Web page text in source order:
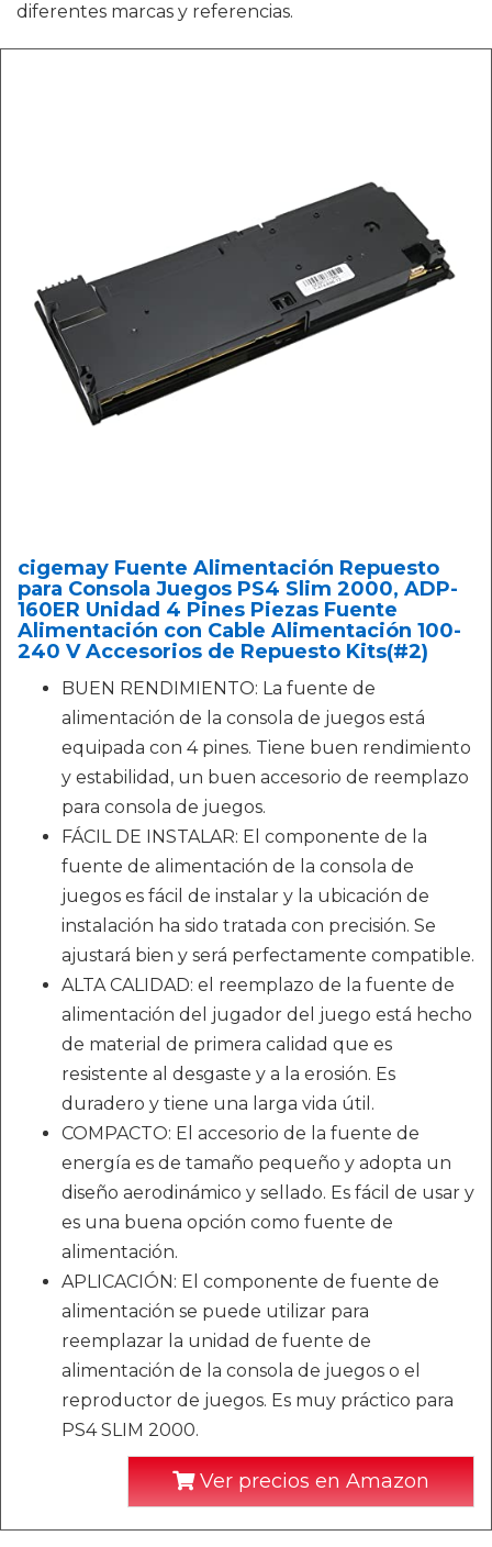
diferentes marcas y referencias.
cigemay Fuente Alimentación Repuesto
para Consola Juegos PS4 Slim 2000, ADP-
160ER Unidad 4 Pines Piezas Fuente
Alimentación con Cable Alimentación 100-
240 V Accesorios de Repuesto Kits(#2)
BUEN RENDIMIENTO: La fuente de
alimentación de la consola de juegos está
equipada con 4 pines. Tiene buen rendimiento
y estabilidad, un buen accesorio de reemplazo
para consola de juegos.
FÁCIL DE INSTALAR: El componente de la
fuente de alimentación de la consola de
juegos es fácil de instalar y la ubicación de
instalación ha sido tratada con precisión. Se
ajustará bien y será perfectamente compatible.
ALTA CALIDAD: el reemplazo de la fuente de
alimentación del jugador del juego está hecho
de material de primera calidad que es
resistente al desgaste y a la erosión. Es
duradero y tiene una larga vida útil.
COMPACTO: El accesorio de la fuente de
energía es de tamaño pequeño y adopta un
diseño aerodinámico y sellado. Es fácil de usar y
es una buena opción como fuente de
alimentación.
APLICACIÓN: El componente de fuente de
alimentación se puede utilizar para
reemplazar la unidad de fuente de
alimentación de la consola de juegos o el
reproductor de juegos. Es muy práctico para
PS4 SLIM 2000.
Ver precios en Amazon